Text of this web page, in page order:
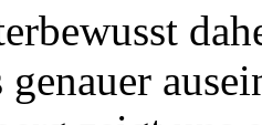
genauer